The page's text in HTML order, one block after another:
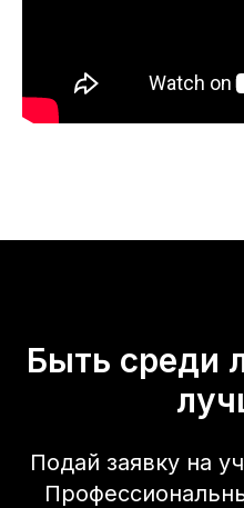
Быть среди
Подай заявку на